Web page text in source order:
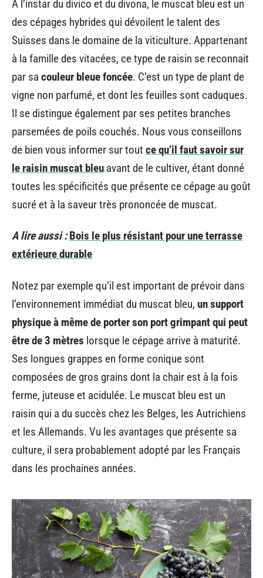
À l’instar du divico et du divona, le muscat bleu est un
des cépages hybrides qui dévoilent le talent des
Suisses dans le domaine de la viticulture. Appartenant
à la famille des vitacées, ce type de raisin se reconnait
par sa couleur bleue foncée. C’est un type de plant de
vigne non parfumé, et dont les feuilles sont caduques.
Il se distingue également par ses petites branches
parsemées de poils couchés. Nous vous conseillons
de bien vous informer sur tout ce qu’il faut savoir sur
le raisin muscat bleu avant de le cultiver, étant donné
toutes les spécificités que présente ce cépage au goût
sucré et à la saveur très prononcée de muscat.
A lire aussi : Bois le plus résistant pour une terrasse
extérieure durable
Notez par exemple qu’il est important de prévoir dans
l’environnement immédiat du muscat bleu, un support
physique à même de porter son port grimpant qui peut
être de 3 mètres lorsque le cépage arrive à maturité.
Ses longues grappes en forme conique sont
composées de gros grains dont la chair est à la fois
ferme, juteuse et acidulée. Le muscat bleu est un
raisin qui a du succès chez les Belges, les Autrichiens
et les Allemands. Vu les avantages que présente sa
culture, il sera probablement adopté par les Français
dans les prochaines années.